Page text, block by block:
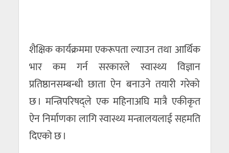
शैक्षिक कार्यक्रममा एकरूपता ल्याउन तथा आर्थिक
भार कम गर्न सरकारले स्वास्थ्य विज्ञान
प्रतिष्ठानसम्बन्धी छाता ऐन बनाउने तयारी गरेको
छ । मन्त्रिपरिषद्ले एक महिनाअघि मात्रै एकीकृत
ऐन निर्माणका लागि स्वास्थ्य मन्त्रालयलाई सहमति
दिएको छ ।